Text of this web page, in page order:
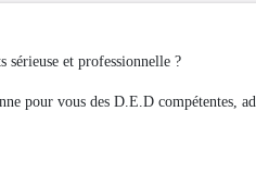
sérieuse et professionnelle ?
pour vous des D.E.D compétentes,